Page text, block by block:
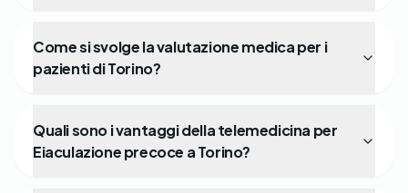
Come si svolge la valutazione medica per i
pazienti di Torino?
Quali sono i vantaggi della telemedicina per
Eiaculazione precoce a Torino?